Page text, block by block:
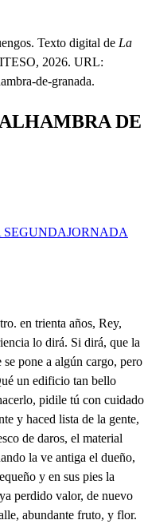
Texto digital de La
2026. URL:
de-granada.
DE
SEGUNDAJORNADA
está el pequeño Cristiano, artífice soberano a mis querellas responde. No ha podido el Rey hallarlo bueno mi remedio va, dirasle que por acá quedo ocupado en buscarlo. Quiero partirme al momento y trasponerle de aquí aún que venga sobre mí a edificar el cimiento. Sin responder de esa suerte te vas, ardo en ira y rabia: si mi respuesta te agravia, que tengo de responderte. Yo haré que de ti huya aquesa prevensión loca, y el suelo que mi pie tocua lavaré con sangre tú Y será paga decier cruel más que el áspid libio Halimia bella, H este alivio me faltaba solamente. que me quieres, Infeadoraros como a diosa de la vida, aunque el resplandor me empida la gloria, y bien de miraros. Vete Infante poco a poco y olvida ese cuidado, no vengas de enamorado a estar en cadena loco. Ahora conocéis eso que estoy loco y en cadena, y que la cadena ordena que pierda por vos el seso. Aunque si por vos le pierdo no es bien que por loco quede, ante: por perderlo puede dárseme nombre de cuerdo. A lo menos lo serás se ques que de un moro infame, la vil sangre se derrame de quien offendido estás, Ofendido yo, de quién? si no es de esa beldad vuestra, que a mi amor y fe le muestra un desabrido desdén? Verdad es que mi beldad te offende pues que por ella, un bajo moro atropella tus prendas y calidad. Quién es declaraos comigo que me abrazo en vivas llamas? quién, Benzor, aquién llamas, charo, y especial amigo Posible es puede ser tal con la amistad que me tiene? no sabes que un traidor viene con máscara de leal. De aquí se fue neste punto dejándome amenazada, bien se ve que estáis turbada y el rojo rostro difuncto. Después de ofrecerme dones demás valor que no el suyo, dijo contra el honor tuyo entre otras, estas razones. Deja al Infante y su amor pues más que él te adoro y quie y sabes que le prefiero en calidad y valor. Empece allevant ar que y su castigo intenté, y de piedad le dejé por ser tan grande el dilito. Y dijile di traidor, no es verdad averiguada, que ha de ser Rey de Grañada el infante mi señor. Que si algún valor cobra tu persona y si lo adquiere, es porque el infante quiere darte el honor que le sobra. Lleno de coraje y furia (cando esto dije) se fue, diciendo yo tomaré venganza de aquesta injuria, Oh Mahoma tal sufriste en mi absencia tal desonra defendiendo yo tu honra la mía no defendiste. Bárbaro ingrato que hacías, así guardabas mi honor, apostaré que al licor del Dios Bacho te offrecías, Pero ya que no miraste por mi honor yo con mi mano hire quitar al tirano la vida que le dejaste. Adónde vas? Infra dar la muer- aquel atrevido infiel: (te l aguarda que más cruel, se la darás de otra suerte. Pues hay remedio más llano pordo venganza reciba? no sabes ya lo que priva Benzoraque con tu hermano. Y que cuando el crime suyo castigues con su venganza, me diante esta privanza esta cerca el daño tuyo. Pues como se hará mejor, sin riesgo de mi persona? diciendo que a la corona, del Rey tu hermano es traidor otro remedio más llano y es que le diguas al Rey, que ha negado nuestra ley y que se ha vuelto Cristiano. Ese último parecer aún lleva mejor camino, pero mi hermano imagino que no lo podrá crer. Que me dirá ques maldad como en effeto lo es: y que me mueve interes, de enojo y enemistad. Atestiga tu conmigo, que yo también lo diré: esto y más le provare, llevando tan buen testigo Anda ve antes que el Rey coma, y dile que se alabó que en Castilla tenegó, del Alcorán de Mahoma. Y que en tu amistad fiado, a ti quiso des